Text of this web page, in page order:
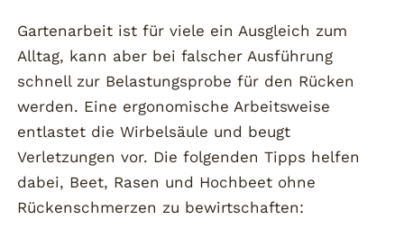
Gartenarbeit ist für viele ein Ausgleich zum
Alltag, kann aber bei falscher Ausführung
schnell zur Belastungsprobe für den Rücken
werden. Eine ergonomische Arbeitsweise
entlastet die Wirbelsäule und beugt
Verletzungen vor. Die folgenden Tipps helfen
dabei, Beet, Rasen und Hochbeet ohne
Rückenschmerzen zu bewirtschaften: